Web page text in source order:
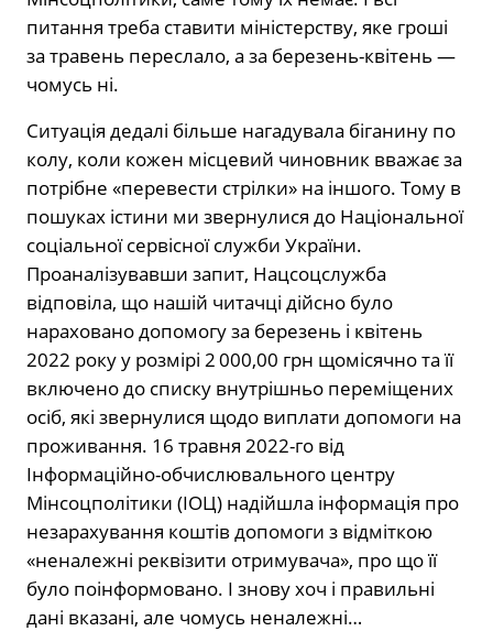
питання треба ставити міністерству, яке гроші
за травень переслало, а за березень-квітень —
чомусь ні.
Ситуація дедалі більше нагадувала біганину по
колу, коли кожен місцевий чиновник вважає за
потрібне «перевести стрілки» на іншого. Тому в
пошуках істини ми звернулися до Національної
соціальної сервісної служби України.
Проаналізувавши запит, Нацсоцслужба
відповіла, що нашій читачці дійсно було
нараховано допомогу за березень і квітень
2022 року у розмірі 2 000,00 грн щомісячно та її
включено до списку внутрішньо переміщених
осіб, які звернулися щодо виплати допомоги на
проживання. 16 травня 2022-го від
Інформаційно-обчислювального центру
Мінсоцполітики (ІОЦ) надійшла інформація про
незарахування коштів допомоги з відміткою
«неналежні реквізити отримувача», про що її
було поінформовано. І знову хоч і правильні
дані вказані, але чомусь неналежні…